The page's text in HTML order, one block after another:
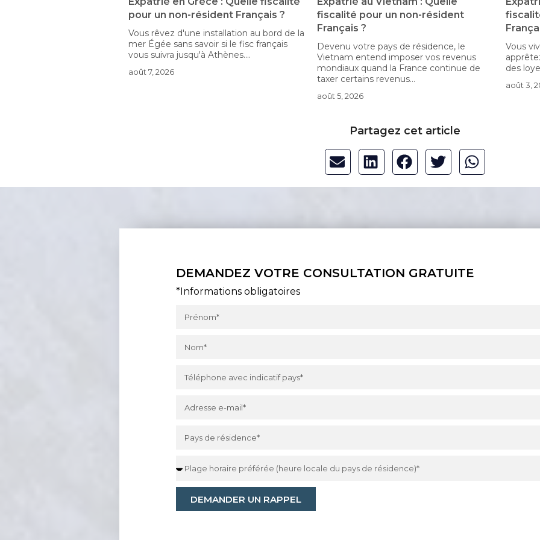
non-résident Français ?
d'une installation au bord de la
sans savoir si le fisc français
fiscalité pour un non-résident
Français ?
Devenu votre pays de résidence, le
Vietnam entend imposer vos revenus
mondiaux quand la France continue de
fiscalité pour un non-résident
Français ?
Vous vivez à Singapour ou vous vous
apprêtez à franchir le pas, tout en gardant
des loyers, des placements ou...
août 3, 2026
Partagez cet article
DEMANDEZ VOTRE CONSULTATION GRATUITE
*Informations obligatoires
DEMANDER UN RAPPEL